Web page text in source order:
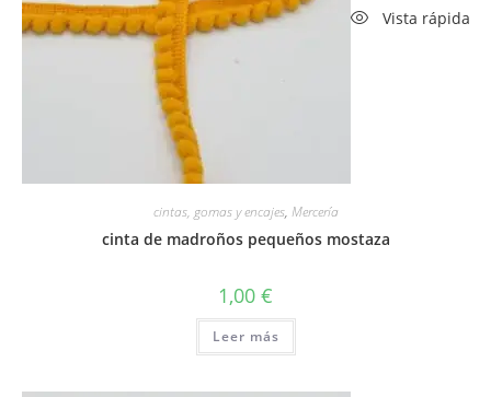
Vista rápida
cintas, gomas y encajes, Mercería
cinta de madroños pequeños mostaza
1,00 €
Leer más